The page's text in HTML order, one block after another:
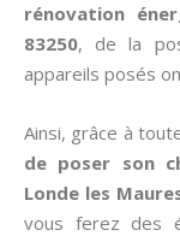
rénovation
83250, de la
appareils posés
Ainsi, grâce à
de poser son
Londe les
vous ferez des